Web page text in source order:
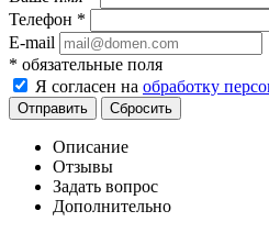
Телефон *
E-mail
* обязательные поля
Я согласен на обработку
Отправить Сбросить
Описание
Отзывы
Задать вопрос
Дополнительно